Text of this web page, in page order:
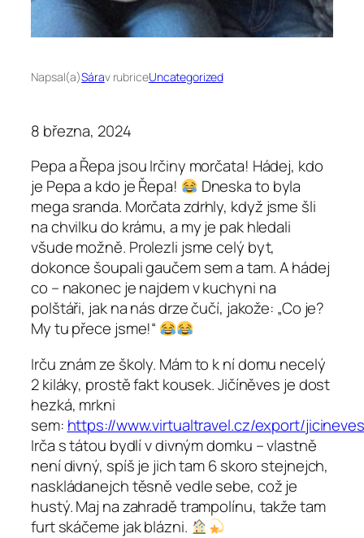
Napsal(a)Sárav rubriceUncategorized
8 března, 2024
Pepa a Řepa jsou Irčiny morčata! Hádej, kdo
je Pepa a kdo je Řepa!
Dneska to byla
mega sranda. Morčata zdrhly, když jsme šli
na chvilku do krámu, a my je pak hledali
všude možně. Prolezli jsme celý byt,
dokonce šoupali gaučem sem a tam. A hádej
co – nakonec je najdem v kuchyni na
polštáři, jak na nás drze čučí, jakože: „Co je?
My tu přece jsme!“
Irču znám ze školy. Mám to k ní domu necelý
2 kiláky, prostě fakt kousek. Jičíněves je dost
hezká, mrkni
sem: https://www.virtualtravel.cz/export/
Irča s tátou bydlí v divným domku – vlastně
není divný, spíš je jich tam 6 skoro stejnejch,
naskládanejch těsně vedle sebe, což je
hustý. Maj na zahradě trampolínu, takže tam
furt skáčeme jak blázni.